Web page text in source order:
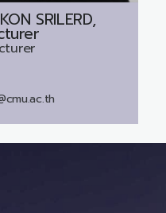
SRILERD,